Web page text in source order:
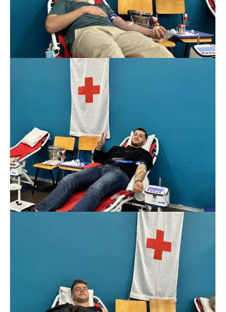
СОЦИЈАЛНО ХУМАНИТАРНА ДЕЈНОСТ
КАКО ДА ДОНИРАТЕ
ПОДГОТВЕНОСТ И ДЕЈСТВО ПРИ КАТАСТРОФИ
ТИМОВИ НА ООЦК ОХРИД
ПРОЕКТИ – ПОДГОТВЕНОСТ И ДЕЈСТВУВАЊЕ ПРИ КАТАСТРОФИ
ОДНОСИ СО ЈАВНОСТ
ИСТРАЖУВАЊЕ НА ЈАВНО МИСЛЕЊЕ
МЕЃУНАРОДНА СОРАБОТКА
ЗНАЧЕЊЕ НА СЛУЖБАТА ЗА БАРАЊЕ
ФОРМУЛАРИ ЗА БАРАЊА
ЗДРАВСТВЕНО ПРЕВЕНТИВНА ДЕЈНОСТ
КРВОДАРИТЕЛСТВО
ИНФОРМАЦИИ ЗА БОЛЕСТИ
МЕНАЏМЕНТ НА ВОЛОНТЕРИ